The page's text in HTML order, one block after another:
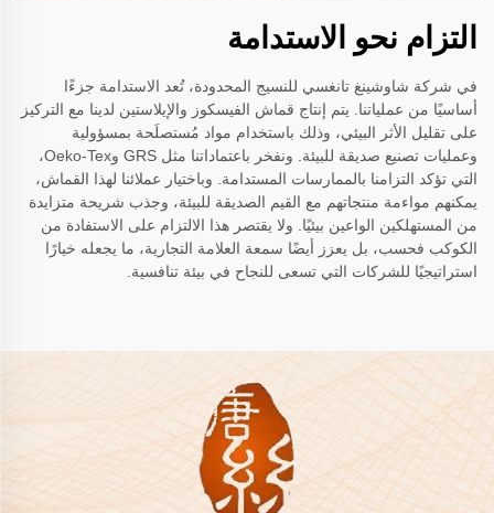
التزام نحو الاستدامة
في شركة شاوشينغ تانغسي للنسيج المحدودة، تُعد الاستدامة جزءًا
أساسيًا من عملياتنا. يتم إنتاج قماش الفيسكوز والإيلاستين لدينا مع التركيز
على تقليل الأثر البيئي، وذلك باستخدام مواد مُستصلَحة بمسؤولية
وعمليات تصنيع صديقة للبيئة. ونفخر باعتماداتنا مثل GRS وOeko-Tex،
التي تؤكد التزامنا بالممارسات المستدامة. وباختيار عملائنا لهذا القماش،
يمكنهم مواءمة منتجاتهم مع القيم الصديقة للبيئة، وجذب شريحة متزايدة
من المستهلكين الواعين بيئيًا. ولا يقتصر هذا الالتزام على الاستفادة من
الكوكب فحسب، بل يعزز أيضًا سمعة العلامة التجارية، ما يجعله خيارًا
استراتيجيًا للشركات التي تسعى للنجاح في بيئة تنافسية.